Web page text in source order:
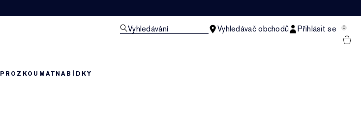
Vyhledávání Vyhledávač obchodů Přihlásit se 0
PROZKOUMATNABÍDKY